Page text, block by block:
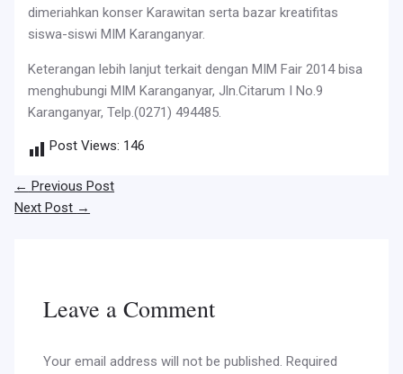
dimeriahkan konser Karawitan serta bazar kreatifitas
siswa-siswi MIM Karanganyar.
Keterangan lebih lanjut terkait dengan MIM Fair 2014 bisa
menghubungi MIM Karanganyar, Jln.Citarum I No.9
Karanganyar, Telp.(0271) 494485.
Post Views: 146
← Previous Post
Next Post →
Leave a Comment
Your email address will not be published. Required